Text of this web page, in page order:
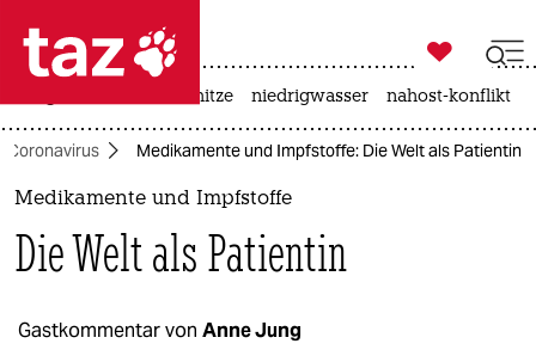
 taz zahl ich
taz zahl ich
politik
öko

taz zahl ich
hitze niedrigwasser nahost-konflikt
Coronavirus Medikamente und Impfstoffe: Die Welt als Patientin
Medikamente und Impfstoffe
Die Welt als Patientin
Gastkommentar von Anne Jung